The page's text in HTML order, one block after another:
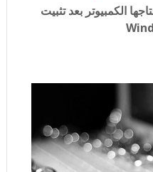
الكمبيوتر بعد تثبيت